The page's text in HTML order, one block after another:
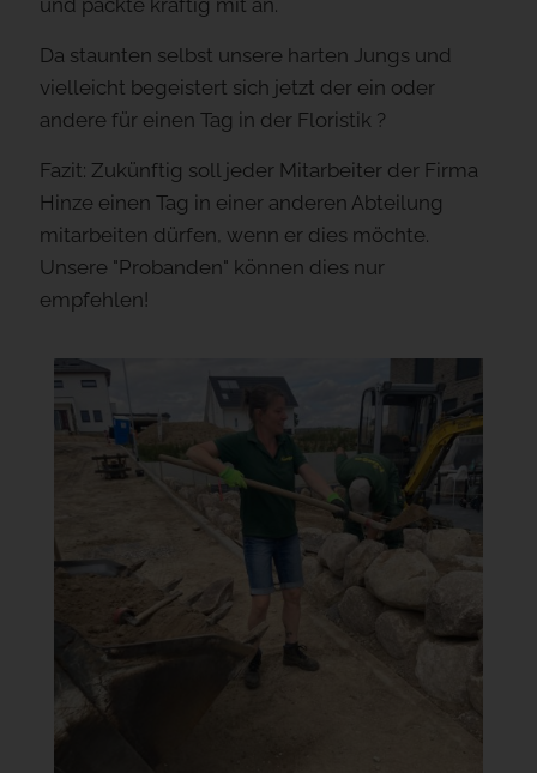
und packte kräftig mit an.
Da staunten selbst unsere harten Jungs und
vielleicht begeistert sich jetzt der ein oder
andere für einen Tag in der Floristik ?
Fazit: Zukünftig soll jeder Mitarbeiter der Firma
Hinze einen Tag in einer anderen Abteilung
mitarbeiten dürfen, wenn er dies möchte.
Unsere "Probanden" können dies nur
empfehlen!